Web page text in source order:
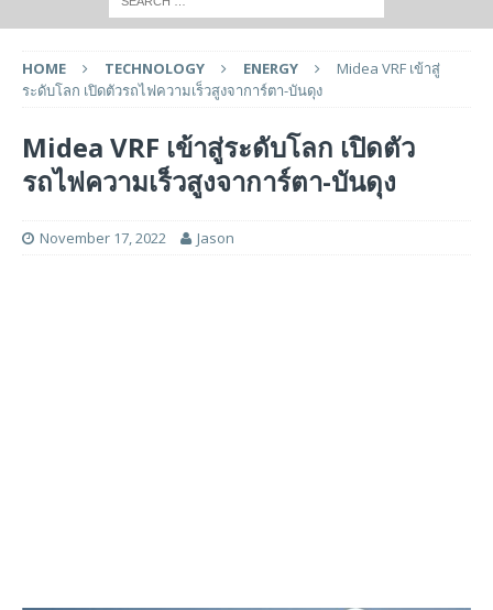
HOME TECHNOLOGY ENERGY
Midea VRF เข้าสู่
ระดับโลก เปิดตัวรถไฟความเร็วสูงจาการ์ตา-บันดุง
Midea VRF เข้าสู่ระดับโลก เปิดตัว
รถไฟความเร็วสูงจาการ์ตา-บันดุง
November 17, 2022 Jason